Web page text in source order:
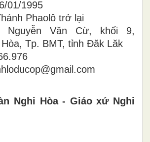
01/1995
Phaolô trở lại
Nguyễn Văn Cừ, khối 9,
Tp. BMT, tỉnh Đăk Lăk
Nghi Hòa - Giáo xứ Nghi